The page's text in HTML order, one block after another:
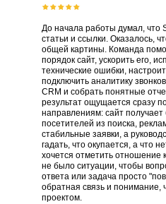
До начала работы думал, что
статьи и ссылки. Оказалось,
общей картины. Команда
порядок сайт, ускорить его,
технические ошибки,
подключить аналитику
CRM и собрать понятные
результат ощущается сразу
направлениям: сайт
посетителей из поиска,
стабильные заявки, а
гадать, что окупается, а что
хочется отметить отношение
не было ситуации, чтобы
ответа или задача просто
обратная связь и понимание,
проектом.